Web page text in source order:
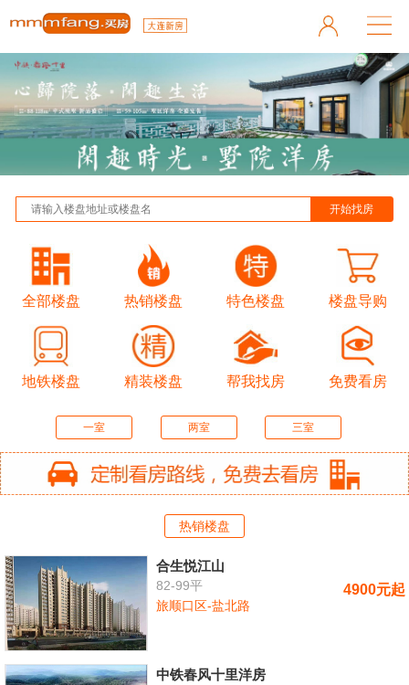
全部楼盘 热销楼盘 特色楼盘 楼盘导购
地铁楼盘 精装楼盘 帮我找房 免费看房
一室 两室 三室
热销楼盘
合生悦江山
82-99平
旅顺口区-盐北路
4900元起
中铁春风十里洋房